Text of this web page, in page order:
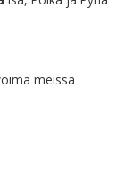
meissä